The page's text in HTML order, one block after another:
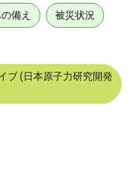
備え 被災状況
ブ (日本原子力研究開発